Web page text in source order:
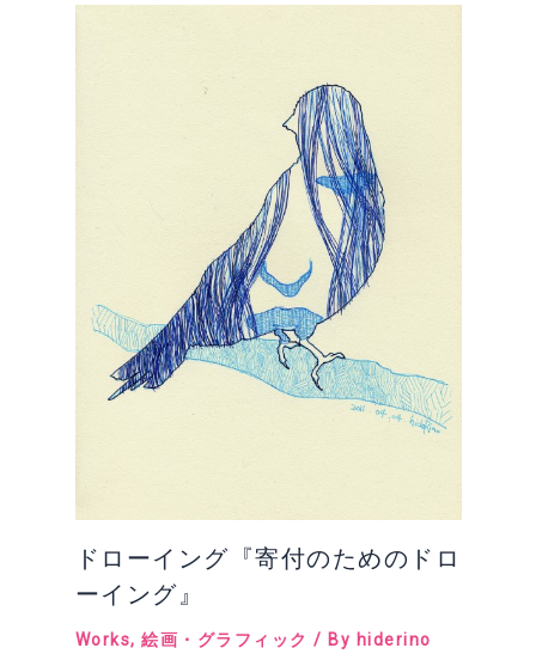
ドローイング『寄付のためのドロ
ーイング』
Works, 絵画・グラフィック / By hiderino